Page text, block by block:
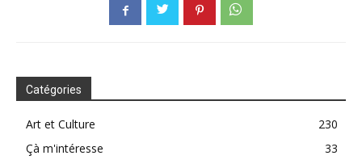
Catégories
Art et Culture
230
Çà m'intéresse
33